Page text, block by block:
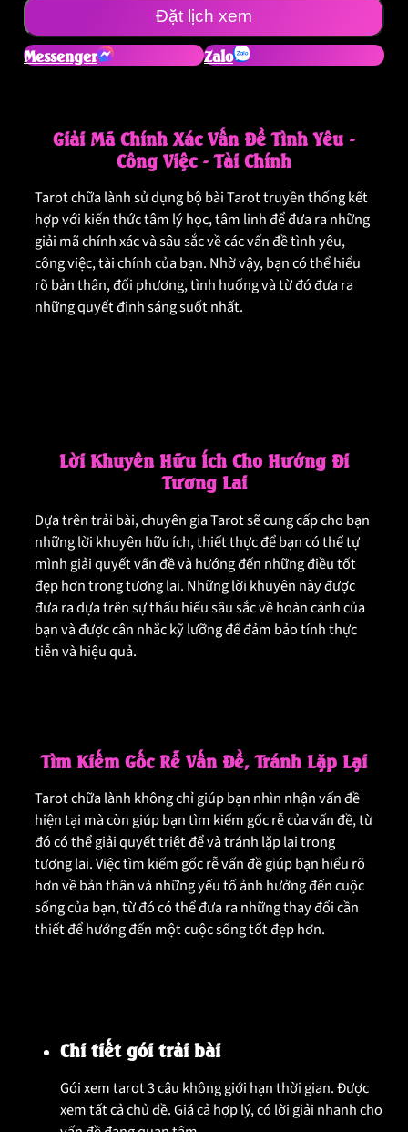
Đặt lịch xem
Messenger Zalo
Giải Mã Chính Xác Vấn Đề Tình Yêu -
Công Việc - Tài Chính
Tarot chữa lành sử dụng bộ bài Tarot truyền thống kết
hợp với kiến thức tâm lý học, tâm linh để đưa ra những
giải mã chính xác và sâu sắc về các vấn đề tình yêu,
công việc, tài chính của bạn. Nhờ vậy, bạn có thể hiểu
rõ bản thân, đối phương, tình huống và từ đó đưa ra
những quyết định sáng suốt nhất.
Lời Khuyên Hữu Ích Cho Hướng Đi
Tương Lai
Dựa trên trải bài, chuyên gia Tarot sẽ cung cấp cho bạn
những lời khuyên hữu ích, thiết thực để bạn có thể tự
mình giải quyết vấn đề và hướng đến những điều tốt
đẹp hơn trong tương lai. Những lời khuyên này được
đưa ra dựa trên sự thấu hiểu sâu sắc về hoàn cảnh của
bạn và được cân nhắc kỹ lưỡng để đảm bảo tính thực
tiễn và hiệu quả.
Tìm Kiếm Gốc Rễ Vấn Đề, Tránh Lặp Lại
Tarot chữa lành không chỉ giúp bạn nhìn nhận vấn đề
hiện tại mà còn giúp bạn tìm kiếm gốc rễ của vấn đề, từ
đó có thể giải quyết triệt để và tránh lặp lại trong
tương lai. Việc tìm kiếm gốc rễ vấn đề giúp bạn hiểu rõ
hơn về bản thân và những yếu tố ảnh hưởng đến cuộc
sống của bạn, từ đó có thể đưa ra những thay đổi cần
thiết để hướng đến một cuộc sống tốt đẹp hơn.
Chi tiết gói trải bài
Gói xem tarot 3 câu không giới hạn thời gian. Được
xem tất cả chủ đề. Giá cả hợp lý, có lời giải nhanh cho